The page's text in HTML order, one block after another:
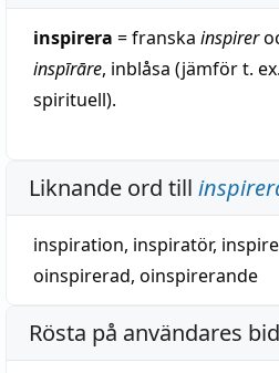
inspirera = franska inspirer
inspīrāre, inblåsa (jämför t.
spirituell).
Liknande ord till
inspiration, inspiratör,
oinspirerad, oinspirerande
Rösta på användares